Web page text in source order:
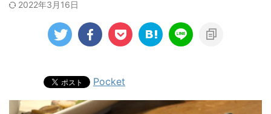
2022年3月16日
Pocket